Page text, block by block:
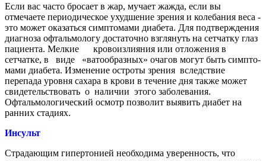
Если вас часто бросает в жар, мучает жажда, если вы
отмечаете периодиче­ское ухудшение зрения и колебания веса -
это мо­жет оказаться симптомами диабета. Для подтвержде­ния
диагноза офтальмоло­гу достаточно взглянуть на сетчатку глаз
пациента. Мелкие кровоизлияния или отложения в
сетчатке, в виде «ватообразных» очагов могут быть симпто­
мами диабета. Изменение остроты зрения вследст­вие
перепада уровня саха­ра в крови в течение дня также может
свиде­тельствовать о наличии этого заболевания.
Офтальмологический осмотр позволит выявить диабет на
ранних стадиях.
Инсульт
Страдающим гипертонией необходима уве­ренность, что